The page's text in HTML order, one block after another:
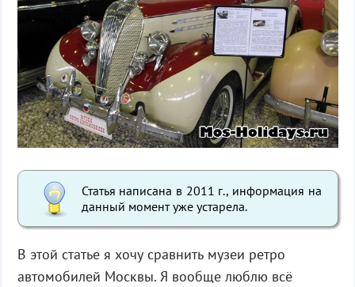
Статья написана в 2011 г., информация на
данный момент уже устарела.
В этой статье я хочу сравнить музеи ретро
автомобилей Москвы. Я вообще люблю всё